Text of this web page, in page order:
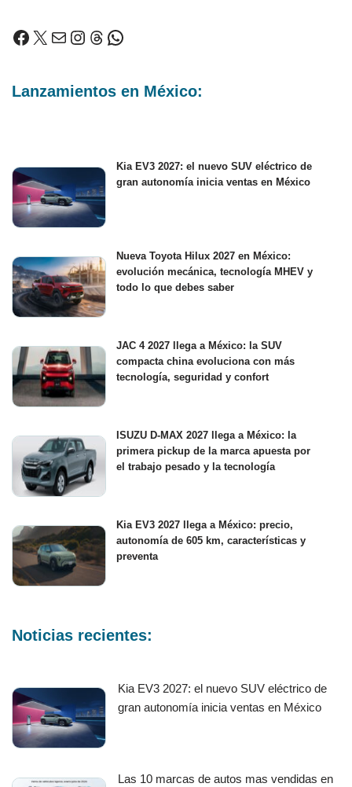
Lanzamientos en México:
Kia EV3 2027: el nuevo SUV eléctrico de
gran autonomía inicia ventas en México
Nueva Toyota Hilux 2027 en México:
evolución mecánica, tecnología MHEV y
todo lo que debes saber
JAC 4 2027 llega a México: la SUV
compacta china evoluciona con más
tecnología, seguridad y confort
ISUZU D-MAX 2027 llega a México: la
primera pickup de la marca apuesta por
el trabajo pesado y la tecnología
Kia EV3 2027 llega a México: precio,
autonomía de 605 km, características y
preventa
Noticias recientes:
Kia EV3 2027: el nuevo SUV eléctrico de
gran autonomía inicia ventas en México
Las 10 marcas de autos mas vendidas en